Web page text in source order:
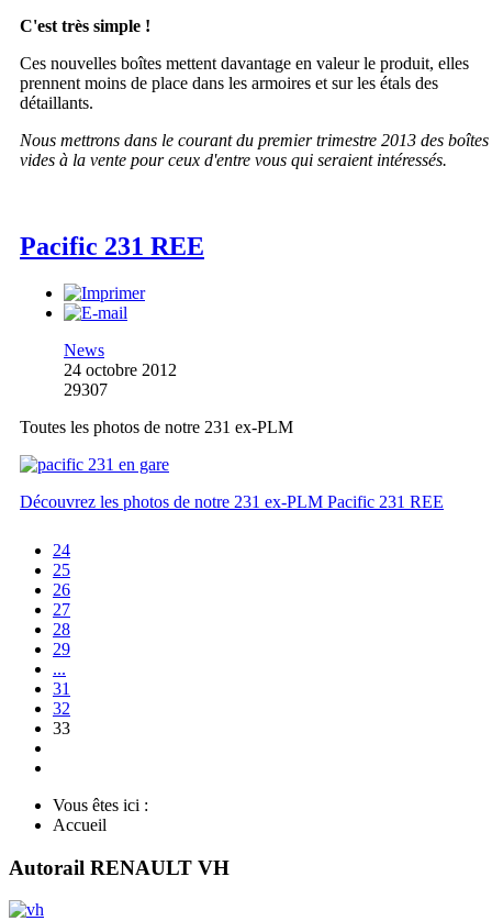
C'est très simple !
Ces nouvelles boîtes mettent davantage en valeur le produit, elles
prennent moins de place dans les armoires et sur les étals des
détaillants.
Nous mettrons dans le courant du premier trimestre 2013 des boîtes
vides à la vente pour ceux d'entre vous qui seraient intéressés.
Pacific 231 REE
News
24 octobre 2012
29307
Toutes les photos de notre 231 ex-PLM
Découvrez les photos de notre 231 ex-PLM Pacific 231 REE
24
25
26
27
28
29
...
31
32
33
Vous êtes ici :
Accueil
Autorail RENAULT VH